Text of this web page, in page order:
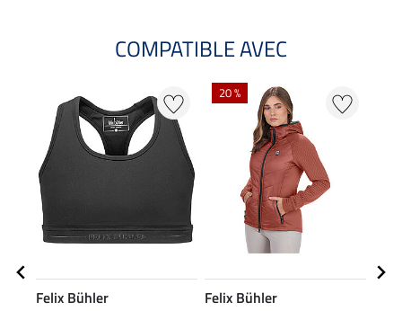
COMPATIBLE AVEC
Felix Bühler
20 %
Felix Bühler